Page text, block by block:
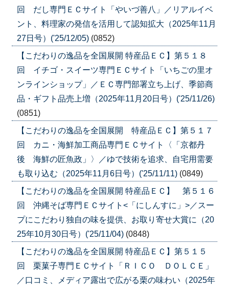
回 だし専門ＥＣサイト「やいづ善八」／リアルイベ
ント、料理家の発信を活用して認知拡大（2025年11月
27日号）('25/12/05) (0852)
【こだわりの逸品を全国展開 特産品ＥＣ】第５１８
回 イチゴ・スイーツ専門ＥＣサイト「いちごの里オ
ンラインショップ」／ＥＣ専門部署立ち上げ、季節商
品・ギフト品売上増（2025年11月20日号）('25/11/26)
(0851)
【こだわりの逸品を全国展開 特産品ＥＣ】第５１７
回 カニ・海鮮加工商品専門ＥＣサイト〈「京都丹
後 海鮮の匠魚政」〉／ゆで技術を追求、自宅用需要
も取り込む（2025年11月6日号）('25/11/11) (0849)
【こだわりの逸品を全国展開 特産品ＥＣ】 第５１６
回 沖縄そば専門ＥＣサイト<「にしんすに」>／スー
プにこだわり独自の味を提供、お取り寄せ大賞に（20
25年10月30日号）('25/11/04) (0848)
【こだわりの逸品を全国展開 特産品ＥＣ】第５１５
回 栗菓子専門ＥＣサイト「ＲＩＣＯ ＤＯＬＣＥ」
／口コミ、メディア露出で広がる栗の味わい（2025年